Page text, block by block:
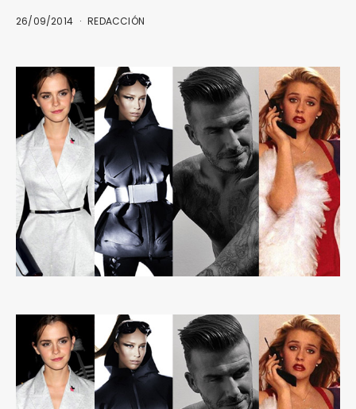
26/09/2014 REDACCIÓN